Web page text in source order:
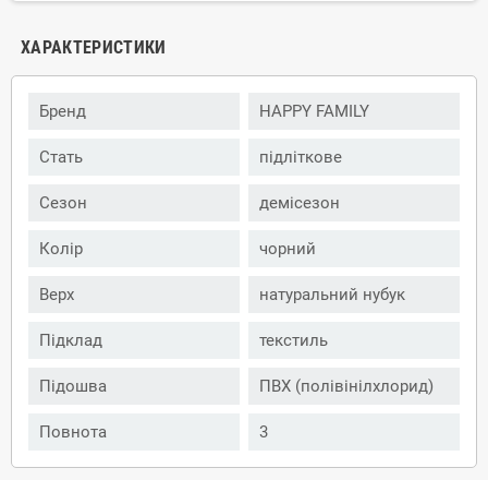
ХАРАКТЕРИСТИКИ
Бренд HAPPY FAMILY
Стать підліткове
Сезон демісезон
Колір чорний
Верх натуральний нубук
Підклад текстиль
Підошва ПВХ (полівінілхлорид)
Повнота 3